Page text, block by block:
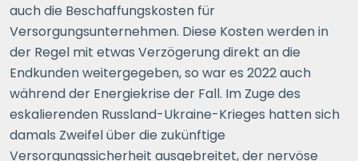
auch die Beschaffungskosten für
Versorgungsunternehmen. Diese Kosten werden in
der Regel mit etwas Verzögerung direkt an die
Endkunden weitergegeben, so war es 2022 auch
während der Energiekrise der Fall. Im Zuge des
eskalierenden Russland-Ukraine-Krieges hatten sich
damals Zweifel über die zukünftige
Versorgungssicherheit ausgebreitet, der nervöse